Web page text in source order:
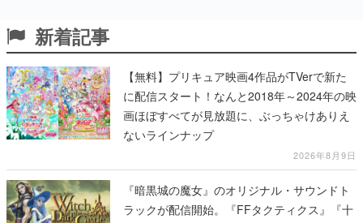
新着記事
【無料】プリキュア映画4作品がTVerで新た
に配信スタート！なんと2018年～2024年の映
画ほぼすべてが見放題に、ぶっちゃけありえ
ないラインナップ
2026年8月9日
『暗黒城の魔女』のオリジナル・サウンドト
ラックが配信開始。『FFタクティクス』『十